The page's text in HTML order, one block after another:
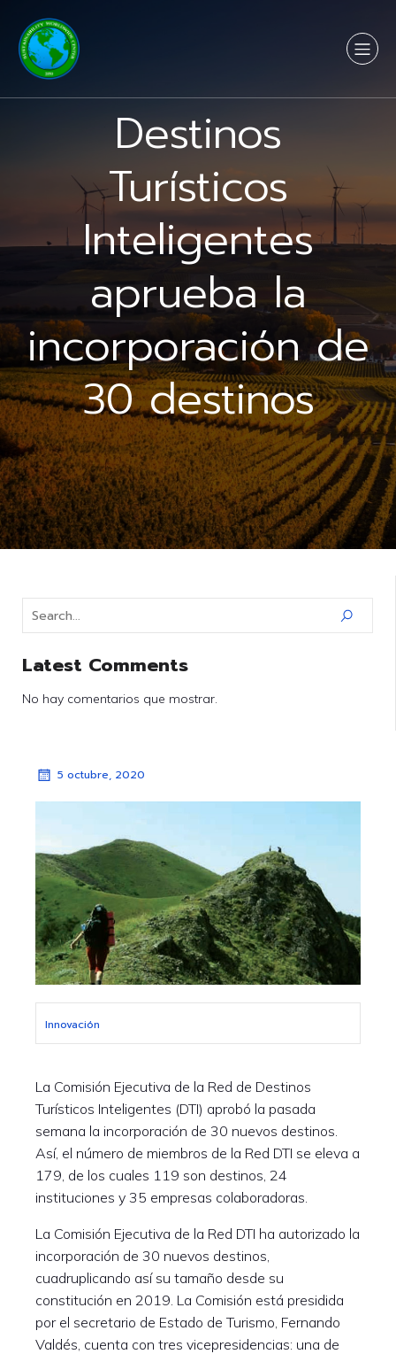
Destinos
Turísticos
Inteligentes
aprueba la
incorporación de
30 destinos
Latest Comments
No hay comentarios que mostrar.
5 octubre, 2020
Innovación
La Comisión Ejecutiva de la Red de Destinos
Turísticos Inteligentes (DTI) aprobó la pasada
semana la incorporación de 30 nuevos destinos.
Así, el número de miembros de la Red DTI se eleva a
179, de los cuales 119 son destinos, 24
instituciones y 35 empresas colaboradoras.
La Comisión Ejecutiva de la Red DTI ha autorizado la
incorporación de 30 nuevos destinos,
cuadruplicando así su tamaño desde su
constitución en 2019. La Comisión está presidida
por el secretario de Estado de Turismo, Fernando
Valdés, cuenta con tres vicepresidencias: una de